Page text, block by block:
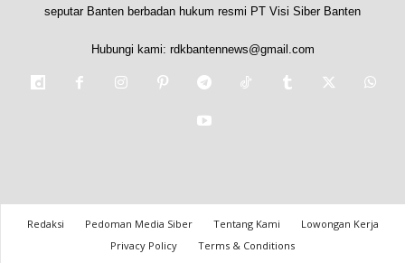
seputar Banten berbadan hukum resmi PT Visi Siber Banten
Hubungi kami: rdkbantennews@gmail.com
Redaksi Pedoman Media Siber Tentang Kami
Lowongan Kerja
Privacy Policy
Terms & Conditions